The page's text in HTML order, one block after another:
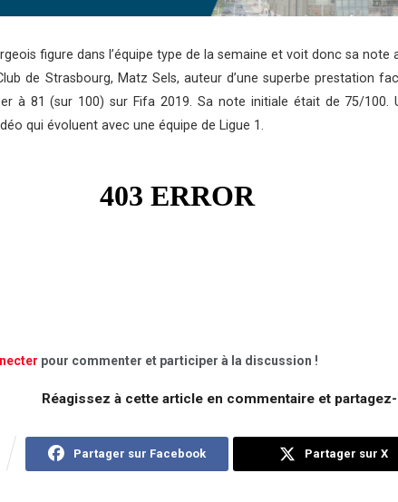
figure dans l’équipe type de la semaine et voit donc sa
de Strasbourg, Matz Sels, auteur d’une superbe prestation
à 81 (sur 100) sur Fifa 2019. Sa note initiale était de 75/100.
qui évoluent avec une équipe de Ligue 1.
pour commenter et participer à la discussion !
Réagissez à cette article en commentaire et
Partager sur Facebook Partager sur X